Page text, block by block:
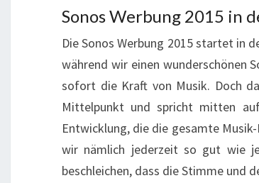
Sonos Werbung 2015 in
Die Sonos Werbung 2015 startet in
während wir einen wunderschönen
sofort die Kraft von Musik. Doch
Mittelpunkt und spricht mitten
Entwicklung, die die gesamte
wir nämlich jederzeit so gut wie
beschleichen, dass die Stimme und